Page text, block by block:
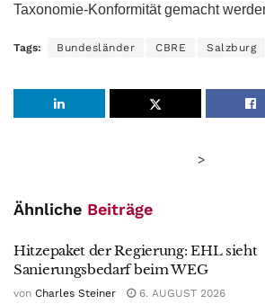
Taxonomie-Konformität gemacht
Tags: Bundesländer CBRE Salzburg
>
Ähnliche Beiträge
Hitzepaket der Regierung: EHL sieht
Sanierungsbedarf beim WEG
von Charles Steiner 6. AUGUST 2026